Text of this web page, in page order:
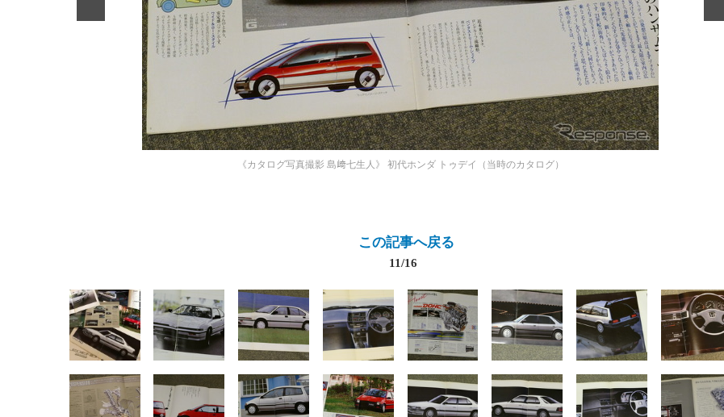
《カタログ写真撮影 島﨑七生人》 初代ホンダ トゥデイ（当時のカタログ）
この記事へ戻る
11/16